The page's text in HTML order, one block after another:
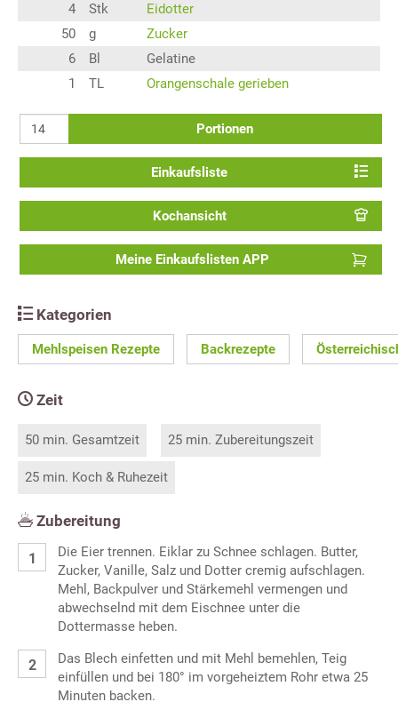
4
Stk
Eidotter
50
g
Zucker
6
Bl
Gelatine
1
TL Orangenschale gerieben
Portionen
Einkaufsliste
Kochansicht
Meine Einkaufslisten APP
Kategorien
Mehlspeisen Rezepte Backrezepte
Zeit
50 min. Gesamtzeit 25 min. Zubereitungszeit
25 min. Koch & Ruhezeit
Zubereitung
Die Eier trennen. Eiklar zu Schnee schlagen. Butter,
Zucker, Vanille, Salz und Dotter cremig aufschlagen.
Mehl, Backpulver und Stärkemehl vermengen und
abwechselnd mit dem Eischnee unter die
Dottermasse heben.
Das Blech einfetten und mit Mehl bemehlen, Teig
einfüllen und bei 180° im vorgeheiztem Rohr etwa 25
Minuten backen.